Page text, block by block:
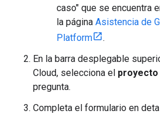
caso" que se encuentra
la página Asistencia de
Platform
.
En la barra desplegable
Cloud, selecciona el proyecto
pregunta.
Completa el formulario en